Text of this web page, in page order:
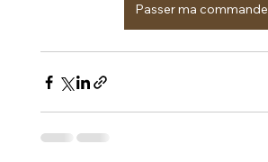
Passer ma commande